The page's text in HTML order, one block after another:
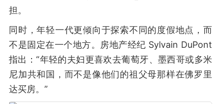
担。
同时，年轻一代更倾向于探索不同的度假地点，而
不是固定在一个地方。房地产经纪 Sylvain DuPont
指出：“年轻的夫妇更喜欢去葡萄牙、墨西哥或多米
尼加共和国，而不是像他们的祖父母那样在佛罗里
达买房。”